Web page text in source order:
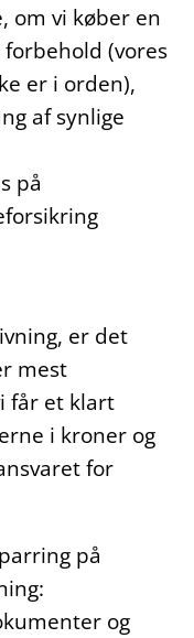
om vi køber en
(vores
er i orden),
af synlige
på
er det
mest
får et klart
i kroner og
for
på
og